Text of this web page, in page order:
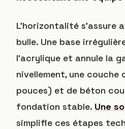
L’horizontalité s’assure
bulle. Une base
l’acrylique et annule la
nivellement, une couche
pouces) et de béton
fondation stable. Une
simplifie ces étapes